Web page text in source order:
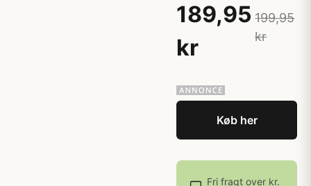
189,95
kr
199,95
kr
Køb her
Fri fragt over kr.